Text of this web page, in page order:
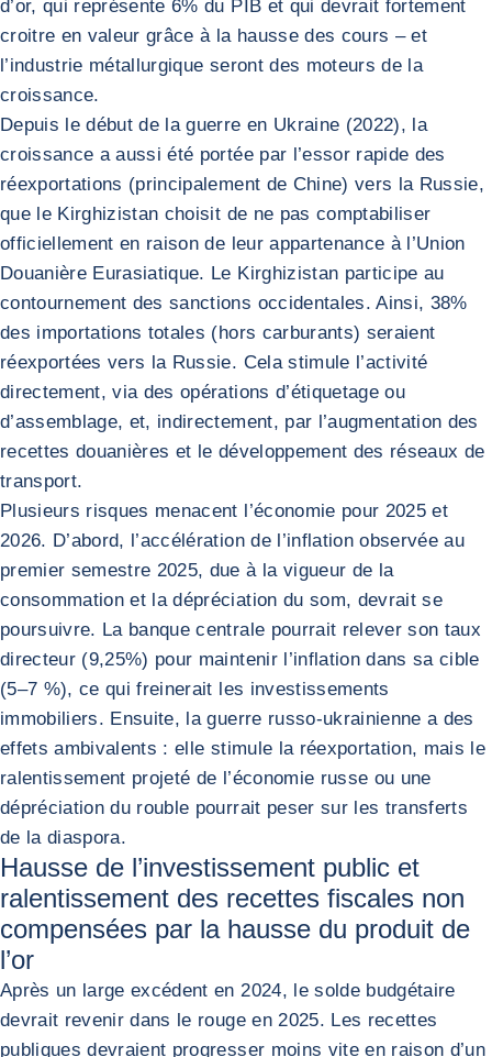
d’or, qui représente 6% du PIB et qui devrait fortement
croitre en valeur grâce à la hausse des cours – et
l’industrie métallurgique seront des moteurs de la
croissance.
Depuis le début de la guerre en Ukraine (2022), la
croissance a aussi été portée par l’essor rapide des
réexportations (principalement de Chine) vers la Russie,
que le Kirghizistan choisit de ne pas comptabiliser
officiellement en raison de leur appartenance à l’Union
Douanière Eurasiatique. Le Kirghizistan participe au
contournement des sanctions occidentales. Ainsi, 38%
des importations totales (hors carburants) seraient
réexportées vers la Russie. Cela stimule l’activité
directement, via des opérations d’étiquetage ou
d’assemblage, et, indirectement, par l’augmentation des
recettes douanières et le développement des réseaux de
transport.
Plusieurs risques menacent l’économie pour 2025 et
2026. D’abord, l’accélération de l’inflation observée au
premier semestre 2025, due à la vigueur de la
consommation et la dépréciation du som, devrait se
poursuivre. La banque centrale pourrait relever son taux
directeur (9,25%) pour maintenir l’inflation dans sa cible
(5–7 %), ce qui freinerait les investissements
immobiliers. Ensuite, la guerre russo-ukrainienne a des
effets ambivalents : elle stimule la réexportation, mais le
ralentissement projeté de l’économie russe ou une
dépréciation du rouble pourrait peser sur les transferts
de la diaspora.
Hausse de l’investissement public et
ralentissement des recettes fiscales non
compensées par la hausse du produit de
l’or
Après un large excédent en 2024, le solde budgétaire
devrait revenir dans le rouge en 2025. Les recettes
publiques devraient progresser moins vite en raison d’un